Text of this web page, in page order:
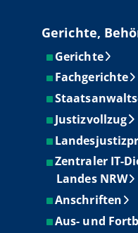
Gerichte,
Gerichte
Fachgerichte
Justizvollzug
Zentraler IT-
Landes NRW
Anschriften
Aus- und